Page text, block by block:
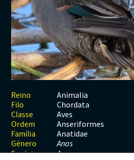
Reino
Animalia
Filo
Chordata
Classe
Aves
Ordem
Anseriformes
Família
Anatidae
Género
Anas
Espécie A. crecca